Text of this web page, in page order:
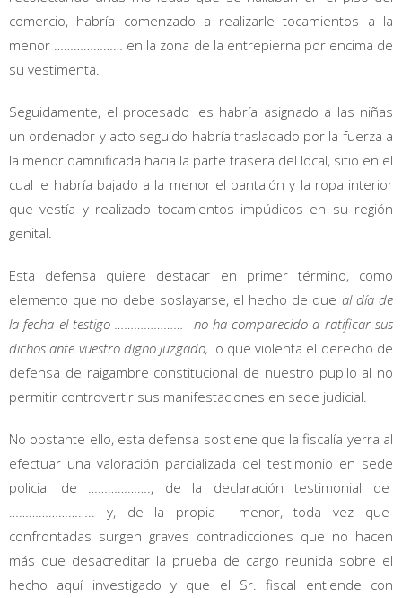
comercio, habría comenzado a realizarle tocamientos a la
menor ………………… en la zona de la entrepierna por encima de
su vestimenta.
Seguidamente, el procesado les habría asignado a las niñas
un ordenador y acto seguido habría trasladado por la fuerza a
la menor damnificada hacia la parte trasera del local, sitio en el
cual le habría bajado a la menor el pantalón y la ropa interior
que vestía y realizado tocamientos impúdicos en su región
genital.
Esta defensa quiere destacar en primer término, como
elemento que no debe soslayarse, el hecho de que al día de
la fecha el testigo ………………… no ha comparecido a ratificar sus
dichos ante vuestro digno juzgado, lo que violenta el derecho de
defensa de raigambre constitucional de nuestro pupilo al no
permitir controvertir sus manifestaciones en sede judicial.
No obstante ello, esta defensa sostiene que la fiscalía yerra al
efectuar una valoración parcializada del testimonio en sede
policial de ………………., de la declaración testimonial de
…………………….. y, de la propia menor, toda vez que
confrontadas surgen graves contradicciones que no hacen
más que desacreditar la prueba de cargo reunida sobre el
hecho aquí investigado y que el Sr. fiscal entiende con